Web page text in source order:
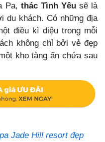
Pa, thác Tình Yêusẽ là
du khách. Có những địa
điều kì diệu trong mỗi
không chỉ bởi vẻ đẹp
kho tàng ẩn chứa sau
Jade Hill resort đẹp